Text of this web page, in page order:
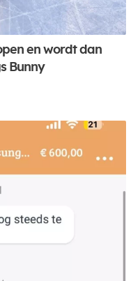
en wordt dan
Bunny